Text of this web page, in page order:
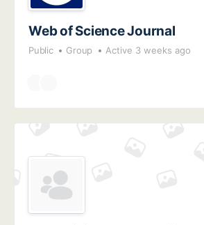
Web of Science Journal
Public Group Active 3 weeks ago